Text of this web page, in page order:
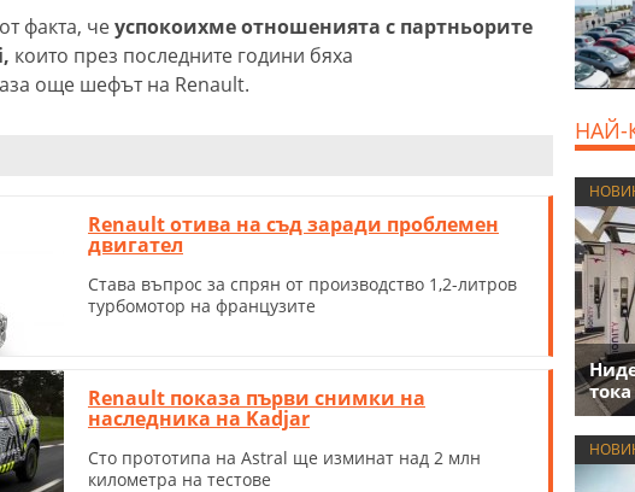
факта, чеуспокоихме отношенията с партньорите
които през последните години бяха
още шефът на Renault.
Renault отива на съд заради проблемен
двигател
Става въпрос за спрян от производство 1,2-литров
турбомотор на французите
Renault показа първи снимки на
наследника на Kadjar
Сто прототипа на Astral ще изминат над 2 млн
километра на тестове
НАЙ-